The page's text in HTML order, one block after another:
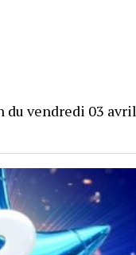
vendredi 03 avril